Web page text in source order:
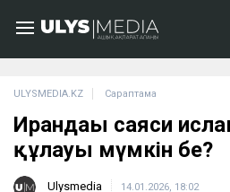
ULYSMEDIA.KZ Сараптама
Ирандағы саяси
құлауы мүмкін бе?
Ulysmedia 14.01.2026, 18:02